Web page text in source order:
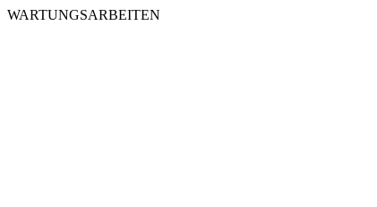
WARTUNGSARBEITEN